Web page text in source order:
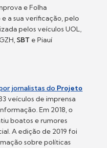
e Folha
a sua verificação, pelo
pelos veículos UOL,
SBT e Piauí
jornalistas do Projeto
veículos de imprensa
Em 2018, o
boatos e rumores
A edição de 2019 foi
sobre políticas